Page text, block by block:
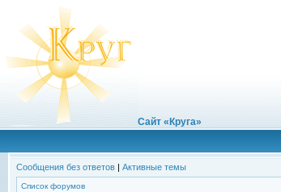
Сайт «Круга»
Сообщения без ответов | Активные темы
Список форумов